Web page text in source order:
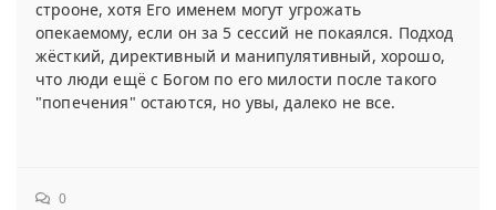
строоне, хотя Его именем могут угрожать
опекаемому, если он за 5 сессий не покаялся. Подход
жёсткий, директивный и манипулятивный, хорошо,
что люди ещё с Богом по его милости после такого
"попечения" остаются, но увы, далеко не все.
0